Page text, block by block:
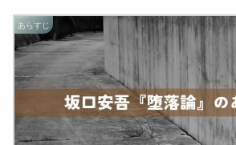
あらすじ